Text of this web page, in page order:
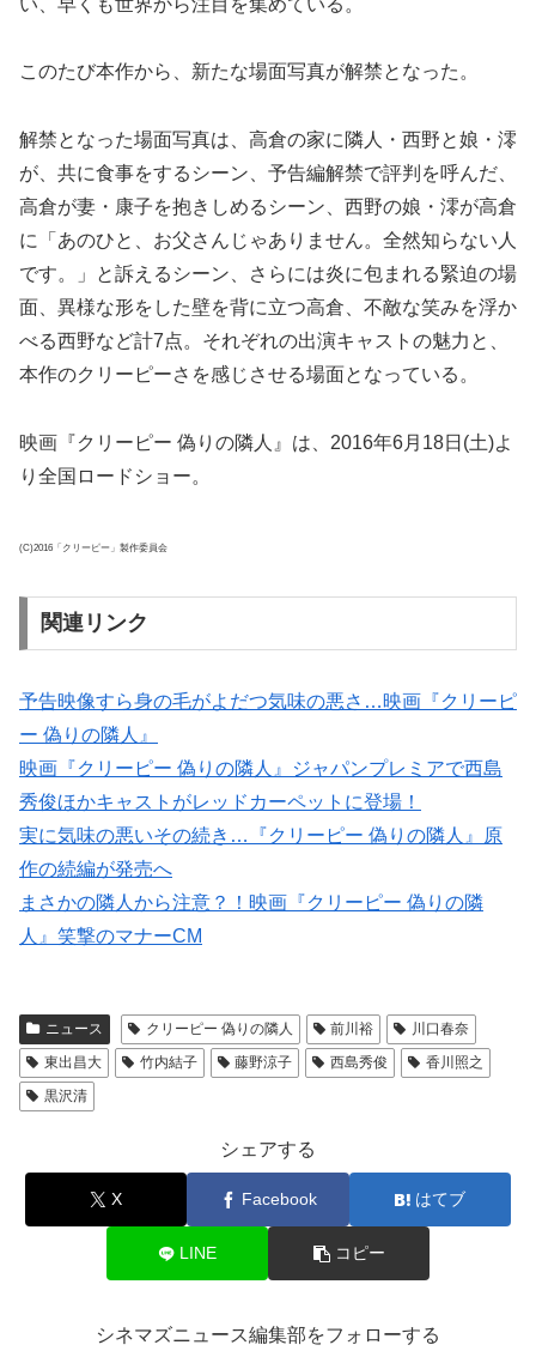
このたび本作から、新たな場面写真が解禁となった。
解禁となった場面写真は、高倉の家に隣人・西野と娘・澪
が、共に食事をするシーン、予告編解禁で評判を呼んだ、
高倉が妻・康子を抱きしめるシーン、西野の娘・澪が高倉
に「あのひと、お父さんじゃありません。全然知らない人
です。」と訴えるシーン、さらには炎に包まれる緊迫の場
面、異様な形をした壁を背に立つ高倉、不敵な笑みを浮か
べる西野など計7点。それぞれの出演キャストの魅力と、
本作のクリーピーさを感じさせる場面となっている。
映画『クリーピー 偽りの隣人』は、2016年6月18日(土)よ
り全国ロードショー。
(C)2016「クリーピー」製作委員会
関連リンク
予告映像すら身の毛がよだつ気味の悪さ…映画『クリーピ
ー 偽りの隣人』
映画『クリーピー 偽りの隣人』ジャパンプレミアで西島
秀俊ほかキャストがレッドカーペットに登場！
実に気味の悪いその続き…『クリーピー 偽りの隣人』原
作の続編が発売へ
まさかの隣人から注意？！映画『クリーピー 偽りの隣
人』笑撃のマナーCM
ニュース クリーピー 偽りの隣人 前川裕
川口春奈
東出昌大
竹内結子 藤野涼子 西島秀俊
香川照之
黒沢清
シェアする
X Facebook はてブ
LINE コピー
シネマズニュース編集部をフォローする